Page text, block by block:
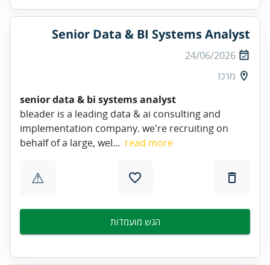
Senior Data & BI Systems Analyst
24/06/2026
מרכז
senior data & bi systems analyst
bleader is a leading data & ai consulting and
implementation company. we're recruiting on
behalf of a large, wel... read more
⚠
הגש מועמדות